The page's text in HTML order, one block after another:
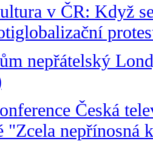
v ČR: Když
nepřátelský
Česká
"Zcela nepřínosná